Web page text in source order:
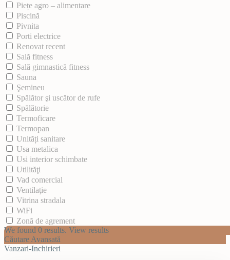
Piețe agro – alimentare
Piscină
Pivnita
Porti electrice
Renovat recent
Sală fitness
Sală gimnastică fitness
Sauna
Şemineu
Spălător şi uscător de rufe
Spălătorie
Termoficare
Termopan
Unități sanitare
Usa metalica
Usi interior schimbate
Utilităţi
Vad comercial
Ventilaţie
Vitrina stradala
WiFi
Zonă de agrement
We found 0 results. View results
Căutare Avansată
Vanzari-Inchirieri